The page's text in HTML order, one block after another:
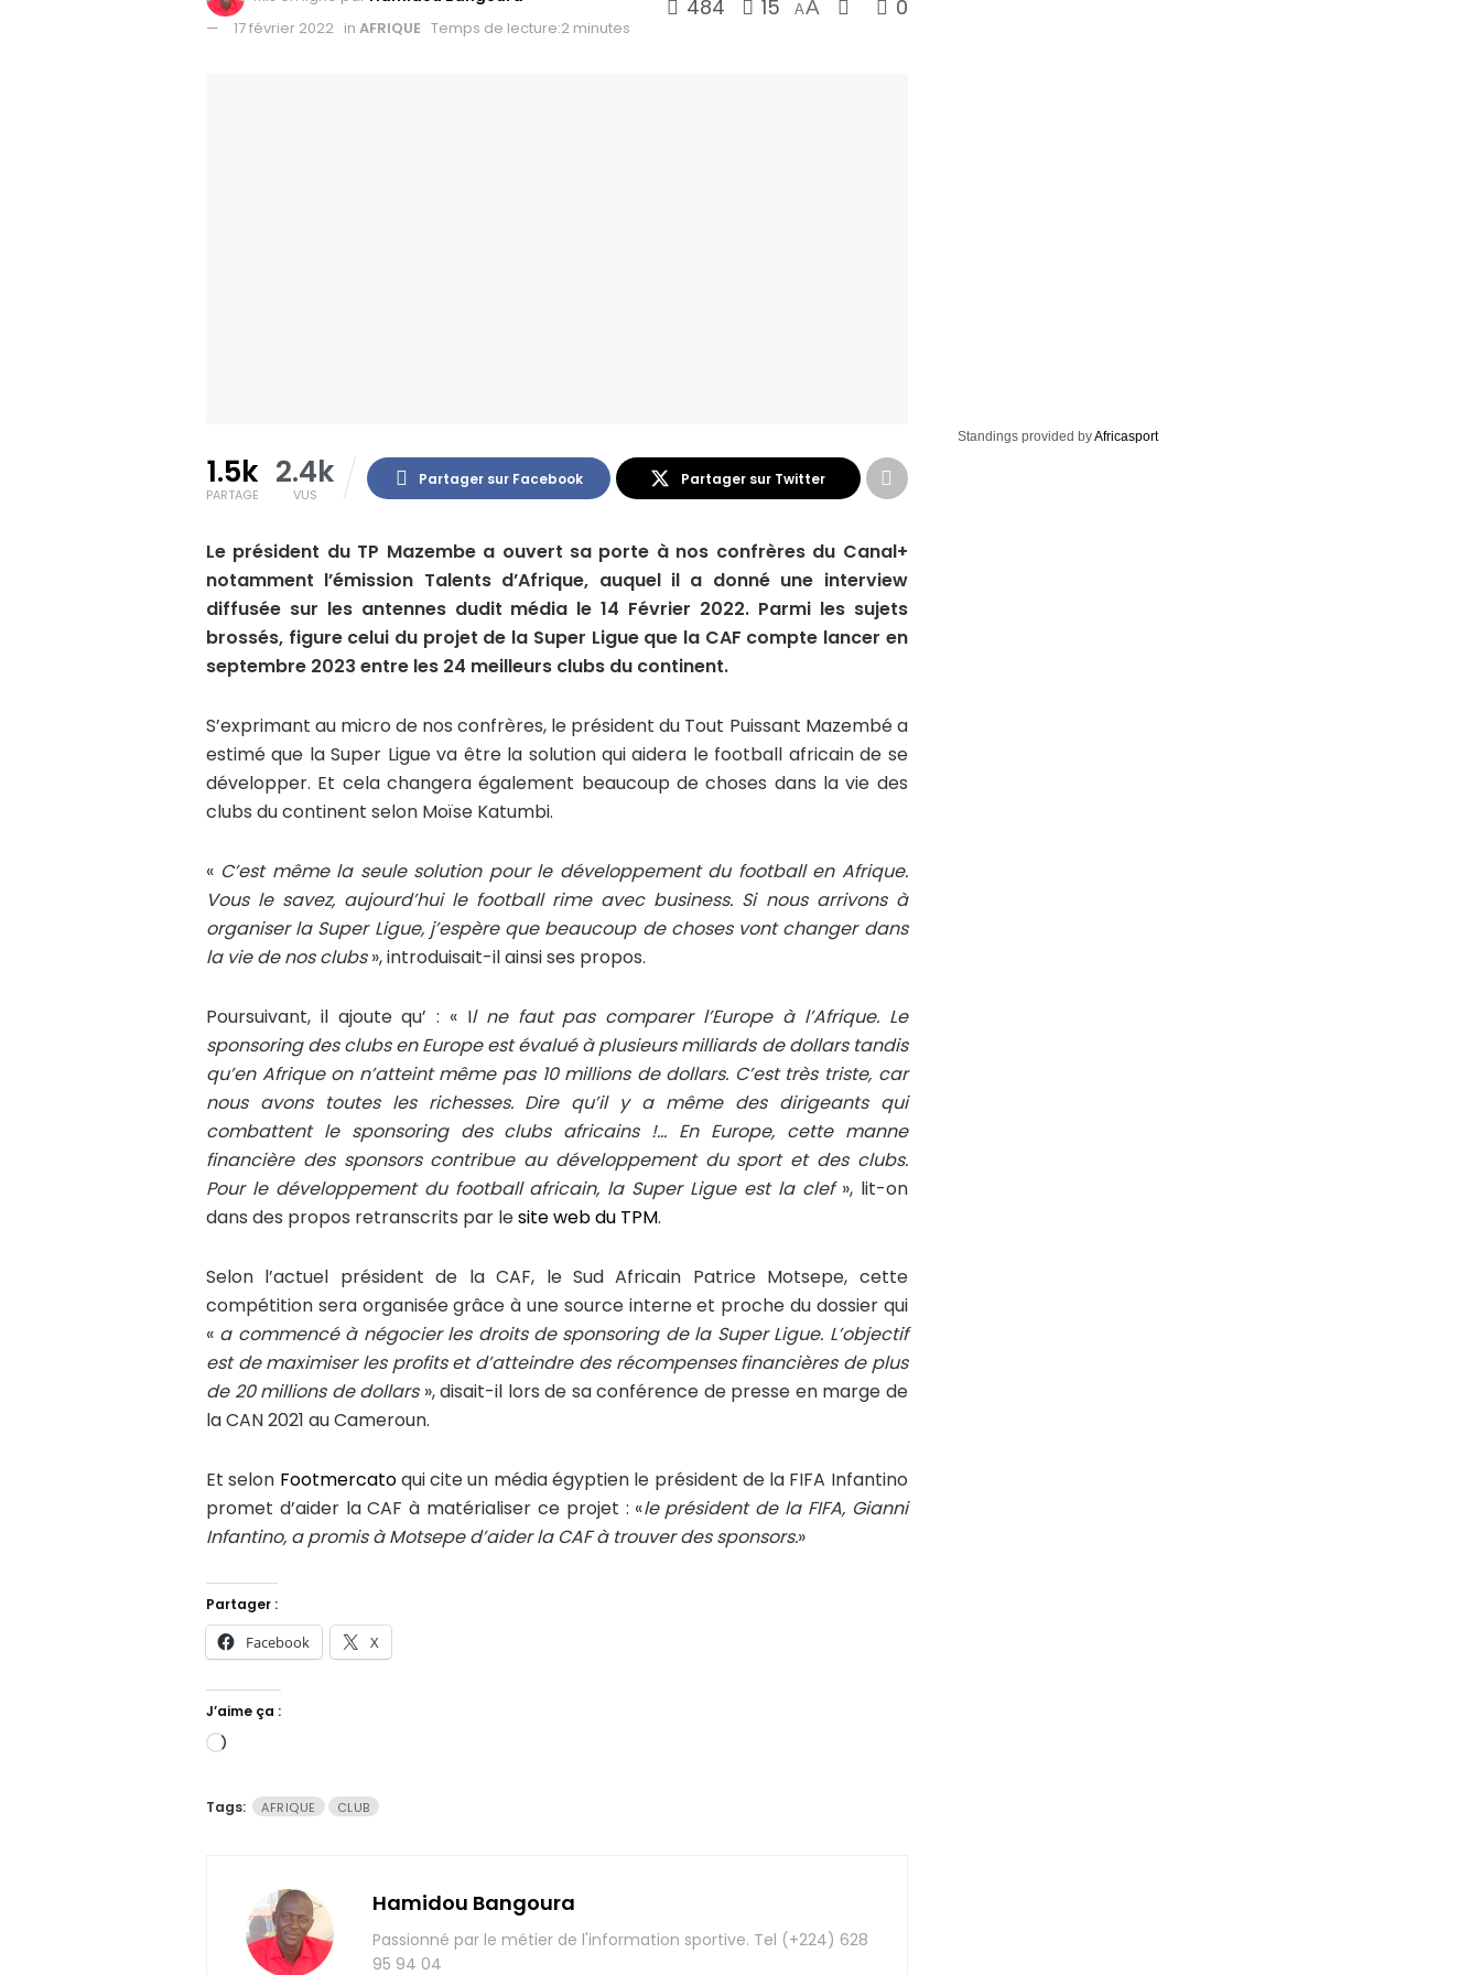
17 février 2022 in AFRIQUE Temps de lecture:2 minutes
484 15 AA 0
1.5k
PARTAGE
2.4k
VUS
Partager sur Facebook Partager sur Twitter
Le président du TP Mazembe a ouvert sa porte à nos confrères du Canal+
notamment l’émission Talents d’Afrique, auquel il a donné une interview
diffusée sur les antennes dudit média le 14 Février 2022. Parmi les sujets
brossés, figure celui du projet de la Super Ligue que la CAF compte lancer en
septembre 2023 entre les 24 meilleurs clubs du continent.
S’exprimant au micro de nos confrères, le président du Tout Puissant Mazembé a
estimé que la Super Ligue va être la solution qui aidera le football africain de se
développer. Et cela changera également beaucoup de choses dans la vie des
clubs du continent selon Moïse Katumbi.
« C’est même la seule solution pour le développement du football en Afrique.
Vous le savez, aujourd’hui le football rime avec business. Si nous arrivons à
organiser la Super Ligue, j’espère que beaucoup de choses vont changer dans
la vie de nos clubs», introduisait-il ainsi ses propos.
Poursuivant, il ajoute qu’ : « Il ne faut pas comparer l’Europe à l’Afrique. Le
sponsoring des clubs en Europe est évalué à plusieurs milliards de dollars tandis
qu’en Afrique on n’atteint même pas 10 millions de dollars. C’est très triste, car
nous avons toutes les richesses. Dire qu’il y a même des dirigeants qui
combattent le sponsoring des clubs africains !… En Europe, cette manne
financière des sponsors contribue au développement du sport et des clubs.
Pour le développement du football africain, la Super Ligue est la clef», lit-on
dans des propos retranscrits par lesite web du TPM.
Selon l’actuel président de la CAF, le Sud Africain Patrice Motsepe, cette
compétition sera organisée grâce à une source interne et proche du dossier qui
« a commencé à négocier les droits de sponsoring de la Super Ligue. L’objectif
est de maximiser les profits et d’atteindre des récompenses financières de plus
de 20 millions de dollars », disait-il lors de sa conférence de presse en marge de
la CAN 2021 au Cameroun.
Et selon Footmercatoqui cite un média égyptien le président de la FIFA Infantino
promet d’aider la CAF à matérialiser ce projet : «le président de la FIFA, Gianni
Infantino, a promis à Motsepe d’aider la CAF à trouver des sponsors.»
Partager :
Facebook X
J’aime ça :
Chargement…
Tags: AFRIQUE CLUB
Hamidou Bangoura
Passionné par le métier de l'information sportive. Tel (+224) 628
95 94 04
Standings provided byAfricasport